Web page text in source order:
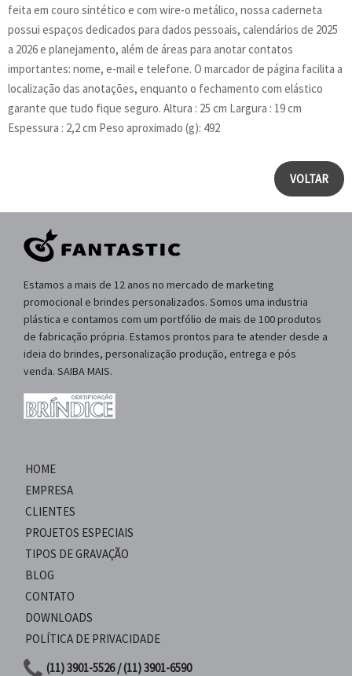
feita em couro sintético e com wire-o metálico, nossa caderneta
possui espaços dedicados para dados pessoais, calendários de 2025
a 2026 e planejamento, além de áreas para anotar contatos
importantes: nome, e-mail e telefone. O marcador de página facilita a
localização das anotações, enquanto o fechamento com elástico
garante que tudo fique seguro. Altura : 25 cm Largura : 19 cm
Espessura : 2,2 cm Peso aproximado (g): 492
VOLTAR
Estamos a mais de 12 anos no mercado de marketing
promocional e brindes personalizados. Somos uma industria
plástica e contamos com um portfólio de mais de 100 produtos
de fabricação própria. Estamos prontos para te atender desde a
ideia do brindes, personalização produção, entrega e pós
venda. SAIBA MAIS.
HOME
EMPRESA
CLIENTES
PROJETOS ESPECIAIS
TIPOS DE GRAVAÇÃO
BLOG
CONTATO
DOWNLOADS
POLÍTICA DE PRIVACIDADE
(11) 3901-5526 / (11) 3901-6590